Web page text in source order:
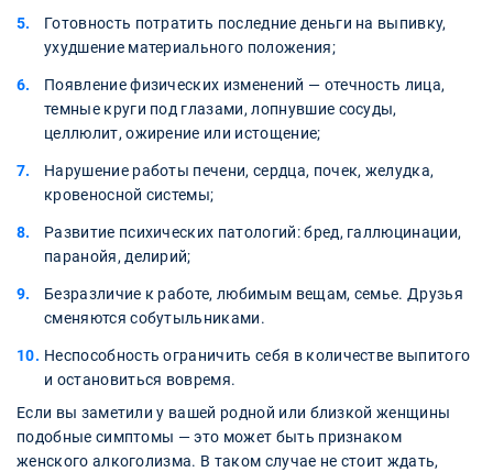
Готовность потратить последние деньги на выпивку,
ухудшение материального положения;
Появление физических изменений — отечность лица,
темные круги под глазами, лопнувшие сосуды,
целлюлит, ожирение или истощение;
Нарушение работы печени, сердца, почек, желудка,
кровеносной системы;
Развитие психических патологий: бред, галлюцинации,
паранойя, делирий;
Безразличие к работе, любимым вещам, семье. Друзья
сменяются собутыльниками.
Неспособность ограничить себя в количестве выпитого
и остановиться вовремя.
Если вы заметили у вашей родной или близкой женщины
подобные симптомы — это может быть признаком
женского алкоголизма. В таком случае не стоит ждать,